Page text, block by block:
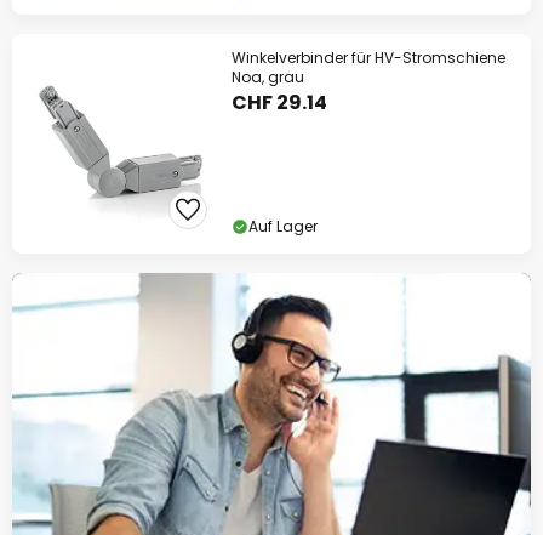
Winkelverbinder für HV-Stromschiene
Noa, grau
CHF 29.14
Auf Lager